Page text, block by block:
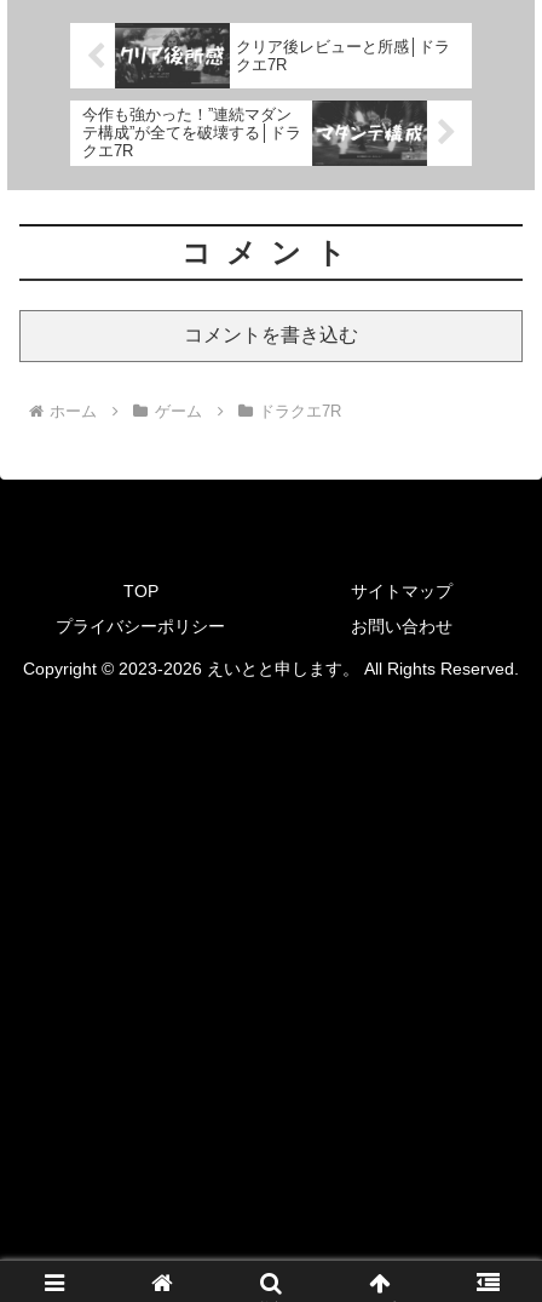
クリア後レビューと所感│ドラ
クエ7R
今作も強かった！”連続マダン
テ構成”が全てを破壊する│ドラ
クエ7R
コメント
コメントを書き込む
ホーム ゲーム ドラクエ7R
TOP
サイトマップ
プライバシーポリシー
お問い合わせ
Copyright © 2023-2026 えいとと申します。 All Rights Reserved.